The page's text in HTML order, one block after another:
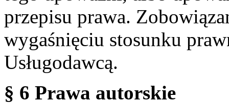
przepisu prawa.
wygaśnięciu stosunku
Usługodawcą.
§ 6 Prawa autorskie